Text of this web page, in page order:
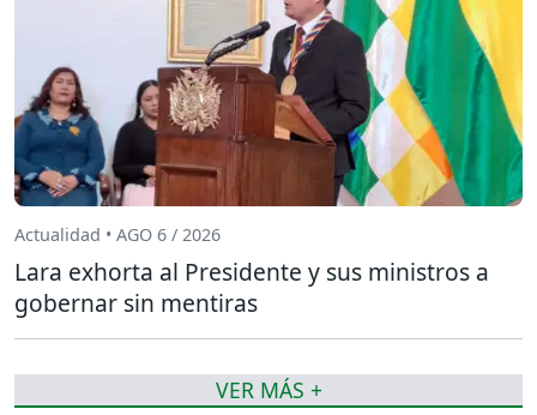
Actualidad • AGO 6 / 2026
Lara exhorta al Presidente y sus ministros a
gobernar sin mentiras
VER MÁS +